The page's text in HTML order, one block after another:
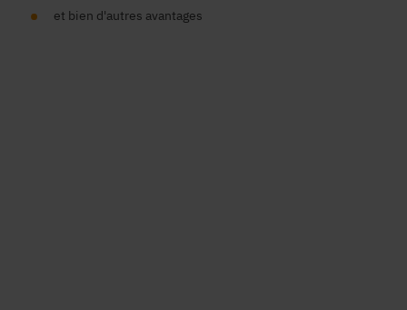
et bien d'autres avantages